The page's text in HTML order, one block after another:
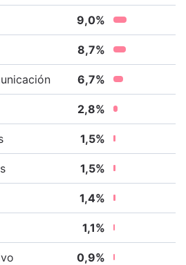
9,0%
8,7%
6,7%
2,8%
1,5%
1,5%
1,4%
1,1%
0,9%